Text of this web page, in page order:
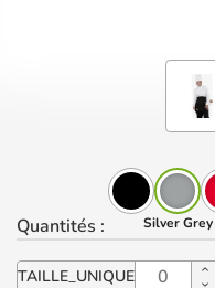
Silver Grey
Quantités :
TAILLE_UNIQUE